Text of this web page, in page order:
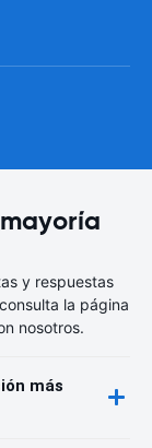
y respuestas
la página
nosotros.
más